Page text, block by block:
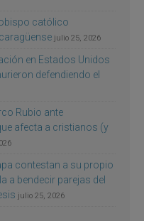
católico
julio 25, 2026
en Estados Unidos
defendiendo el
Rubio ante
afecta a cristianos (y
contestan a su propio
a bendecir parejas del
julio 25, 2026